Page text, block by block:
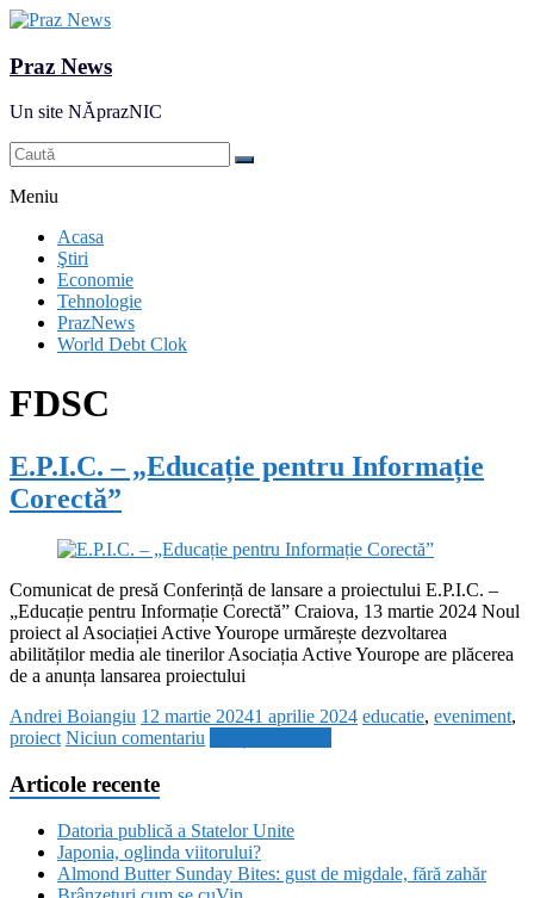
Praz News
Un site NĂprazNIC
Meniu
Acasa
Ştiri
Economie
Tehnologie
PrazNews
World Debt Clok
FDSC
E.P.I.C. – „Educație pentru Informație
Corectă”
Comunicat de presă Conferință de lansare a proiectului E.P.I.C. –
„Educație pentru Informație Corectă” Craiova, 13 martie 2024 Noul
proiect al Asociației Active Yourope urmărește dezvoltarea
abilităților media ale tinerilor Asociația Active Yourope are plăcerea
de a anunța lansarea proiectului
Andrei Boiangiu 12 martie 20241 aprilie 2024 educatie, eveniment,
proiect Niciun comentariu
Articole recente
Datoria publică a Statelor Unite
Japonia, oglinda viitorului?
Almond Butter Sunday Bites: gust de migdale, fără zahăr